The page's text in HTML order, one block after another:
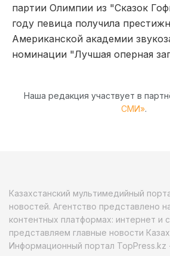
партии Олимпии из "Сказок
году певица получила
Американской академии
номинации "Лучшая оперная
Наша редакция участвует в
СМИ».
Казахстанский мультимедийный
новостей. Агентство представлено
контентных платформах: интернет и
представляем главные новости
Информационный портал TopPress.kz